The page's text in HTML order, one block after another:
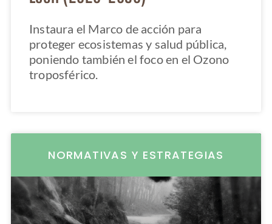
Instaura el Marco de acción para
proteger ecosistemas y salud pública,
poniendo también el foco en el Ozono
troposférico.
NORMATIVAS Y ESTRATEGIAS